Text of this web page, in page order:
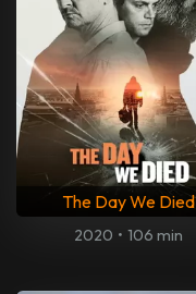
The Day We Died
2020 • 106 min